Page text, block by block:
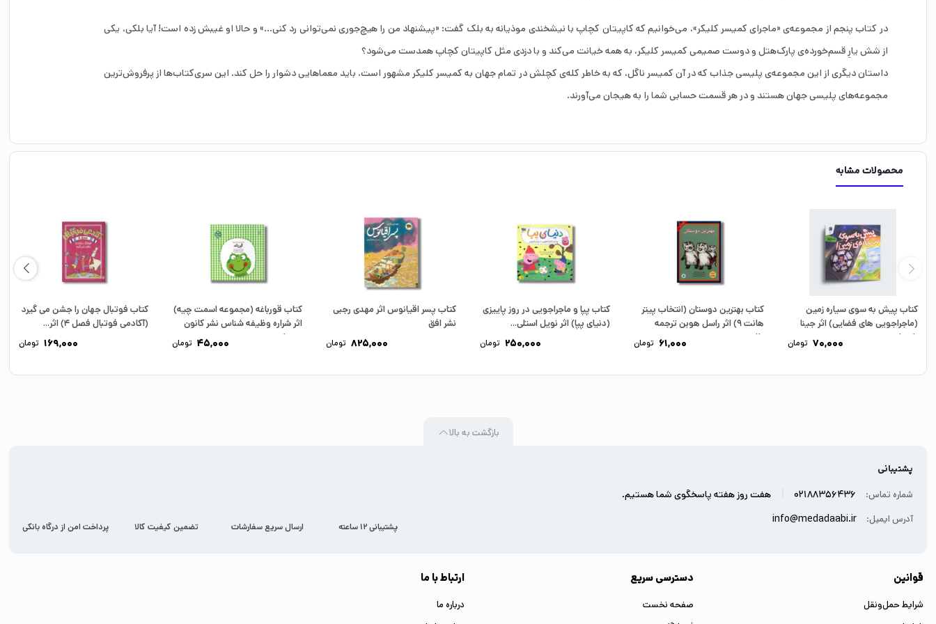
در کتاب پنجم از مجموعه‌ی «ماجرای کمیسر کلیکر»، می‌خوانیم که کاپیتان کچاپ با نیشخندی موذیانه به بلک گفت: «پیشنهاد من را هیچ‌جوری نمی‌توانی رد کنی…» و حالا او غیبش زده است! آیا بلکی، یکی
از شش یارِ قسم‌خورده‌ی پارک‌هتل و دوست صمیمی کمیسر کلیکر، به همه خیانت می‌کند و با دزدی مثل کاپیتان کچاپ همدست می‌شود؟
داستان دیگری از این مجموعه‌ی پلیسی جذاب که در آن کمیسر ناگل، که به خاطر کله‌ی کچلش در تمام جهان به کمیسر کلیکر مشهور است، باید معماهایی دشوار را حل کند. این سری‌کتاب‌ها از پرفروش‌ترین
مجموعه‌های پلیسی جهان هستند و در هر قسمت حسابی شما را به هیجان می‌آورند.
محصولات مشابه
کتاب پیش به سوی سیاره زمین
(ماجراجویی های فضایی) اثر جینا
بلیساریو...
70,000 تومان
کتاب بهترین دوستان (انتخاب پیتر
هانت 9) اثر راسل هوبن ترجمه
طاهره...
61,000 تومان
کتاب پپا و ماجراجویی در روز پاییزی
(دنیای پپا) اثر نویل استلی...
250,000 تومان
کتاب پسر اقیانوس اثر مهدی رجبی
نشر افق
825,000 تومان
کتاب قورباغه (مجموعه اسمت چیه)
اثر شراره وظیفه شناس نشر کانون
پرورش...
45,000 تومان
کتاب فوتبال جهان را جشن می گیرد
(آکادمی فوتبال فصل 4) اثر...
169,000 تومان
بازگشت به بالا
پشتیبانی
شماره تماس:
02188356436 هفت روز هفته پاسخگوی شما هستیم.
آدرس ایمیل: info@medadaabi.ir
پشتیبانی 12 ساعته ارسال سریع سفارشات تضمین کیفیت کالا پرداخت امن از درگاه بانکی
قوانین
شرایط حمل‌ونقل
دسترسی سریع
صفحه نخست
ارتباط با ما
درباره ما